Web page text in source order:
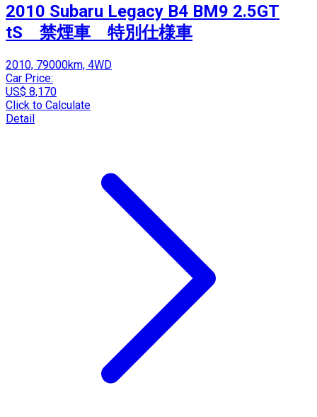
2010 Subaru Legacy B4 BM9 2.5GT
tS 禁煙車 特別仕様車
2010, 79000km, 4WD
Car Price:
US$ 8,170
Click to Calculate
Detail